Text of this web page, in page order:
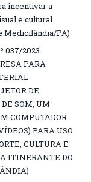
incentivar a
e cultural
Medicilândia/PA)
037/2023
PARA
DE
SOM, UM
COMPUTADOR
PARA USO
CULTURA E
ITINERANTE DO